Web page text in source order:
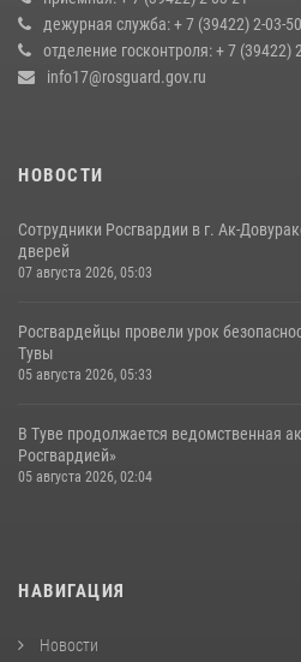
17 июля 2026, 07:22 1
дежурная служба: + 7 (39422) 2-03-50
отделение госконтроля: + 7 (39422)
info17@rosguard.gov.ru
НОВОСТИ
Сотрудники Росгвардии в г. Ак-
дверей
07 августа 2026, 05:03
Росгвардейцы провели урок
Тувы
05 августа 2026, 05:33
В Туве продолжается ведомственная
Росгвардией»
05 августа 2026, 02:04
НАВИГАЦИЯ
Новости